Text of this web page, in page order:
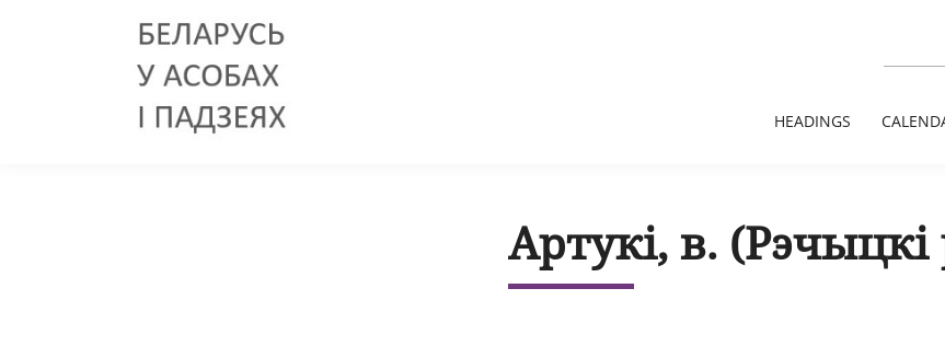
HEADINGS
Артукі, в.